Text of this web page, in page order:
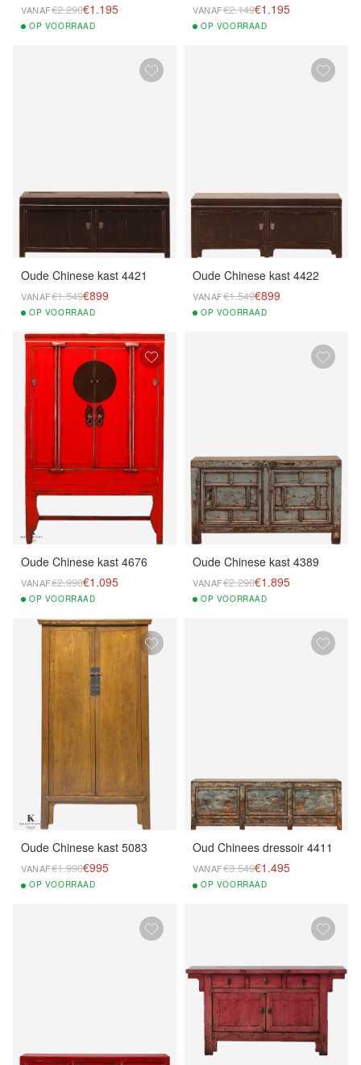
VANAF€2.290€1.195
OP VOORRAAD
VANAF€2.149€1.195
OP VOORRAAD
Oude Chinese kast 4421
VANAF€1.549€899
OP VOORRAAD
Oude Chinese kast 4422
VANAF€1.549€899
OP VOORRAAD
Oude Chinese kast 4676
VANAF€2.990€1.095
OP VOORRAAD
Oude Chinese kast 4389
VANAF€2.290€1.895
OP VOORRAAD
Oude Chinese kast 5083
VANAF€1.990€995
OP VOORRAAD
Oud Chinees dressoir 4411
VANAF€3.549€1.495
OP VOORRAAD